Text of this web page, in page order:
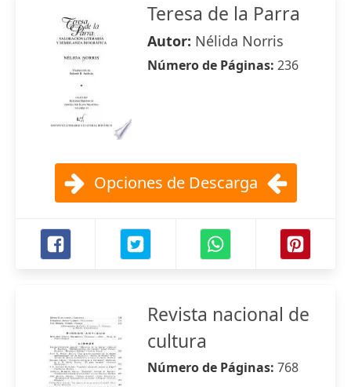
Teresa de la Parra
Autor: Nélida Norris
Número de Páginas: 236
Opciones de Descarga
Revista nacional de
cultura
Número de Páginas: 768